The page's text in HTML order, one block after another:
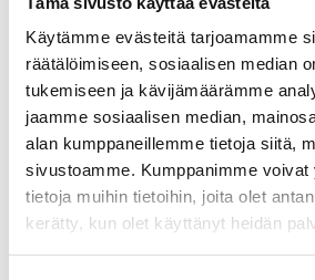
Käytämme evästeitä tarjoamamme
räätälöimiseen, sosiaalisen median
tukemiseen ja kävijämäärämme
jaamme sosiaalisen median,
alan kumppaneillemme tietoja siitä,
sivustoamme. Kumppanimme voivat
tietoja muihin tietoihin, joita olet
kerätty, kun olet käyttänyt heidän
Sähköposti
Tarinasi*